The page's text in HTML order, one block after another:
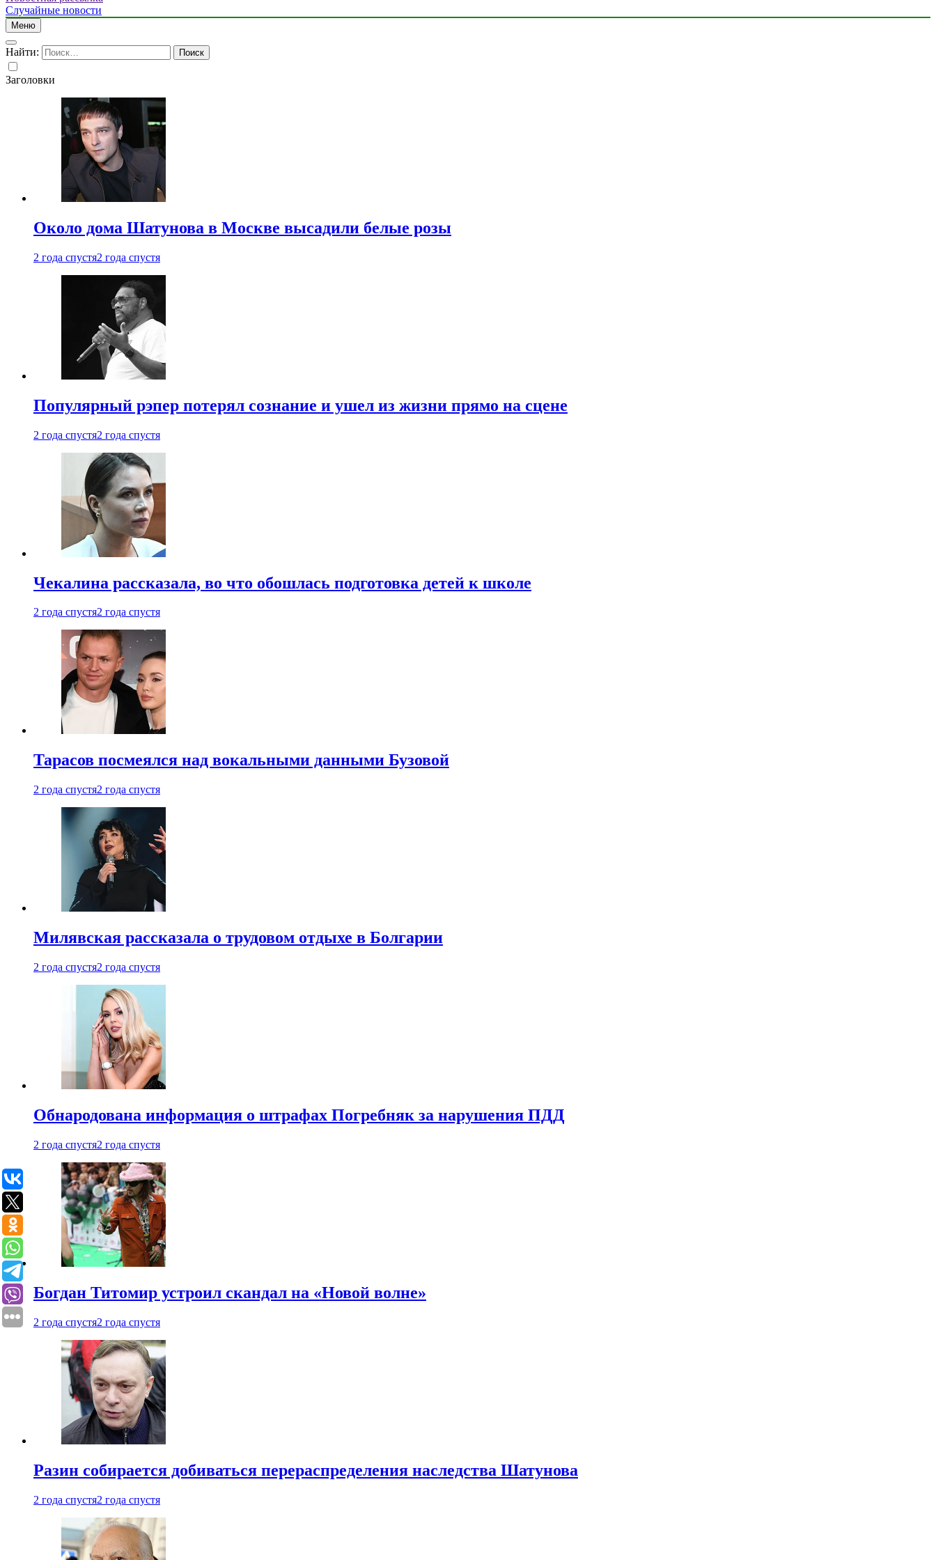
Случайные новости
Меню
Найти:
Заголовки
Около дома Шатунова в Москве высадили белые розы
2 года спустя2 года спустя
Популярный рэпер потерял сознание и ушел из жизни прямо на сцене
2 года спустя2 года спустя
Чекалина рассказала, во что обошлась подготовка детей к школе
2 года спустя2 года спустя
Тарасов посмеялся над вокальными данными Бузовой
2 года спустя2 года спустя
Милявская рассказала о трудовом отдыхе в Болгарии
2 года спустя2 года спустя
Обнародована информация о штрафах Погребняк за нарушения ПДД
2 года спустя2 года спустя
Богдан Титомир устроил скандал на «Новой волне»
2 года спустя2 года спустя
Разин собирается добиваться перераспределения наследства Шатунова
2 года спустя2 года спустя